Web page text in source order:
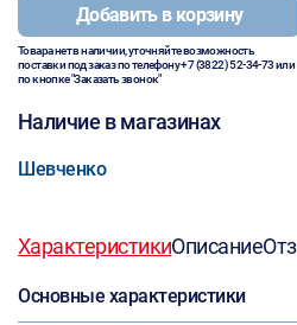
Добавить в корзину
Товара нет в наличии, уточняйте возможность
поставки под заказ по телефону+7 (3822) 52-34-73или
по кнопке "Заказать звонок"
Наличие в магазинах
Шевченко
ХарактеристикиОписание
Основные характеристики